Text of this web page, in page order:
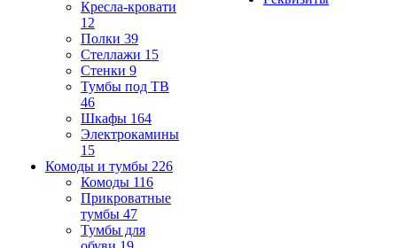
Кресла-кровати
12
Полки 39
Стеллажи 15
Стенки 9
Тумбы под ТВ
46
Шкафы 164
Электрокамины
15
Комоды и тумбы 226
Комоды 116
Прикроватные
тумбы 47
Тумбы для